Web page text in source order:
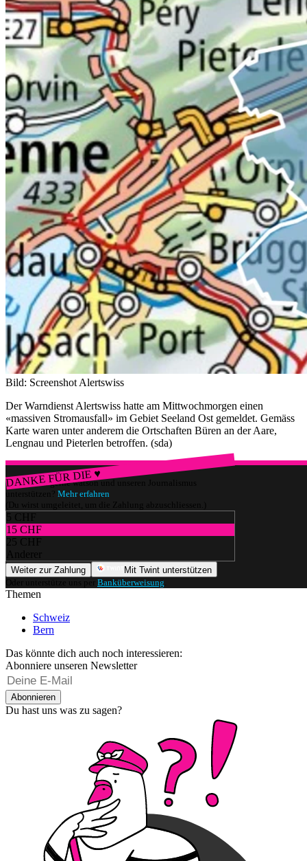
Bild: Screenshot Alertswiss
Der Warndienst Alertswiss hatte am Mittwochmorgen einen
«massiven Stromausfall» im Gebiet Seeland Ost gemeldet. Gemäss
Karte waren unter anderem die Ortschaften Büren an der Aare,
Lengnau und Pieterlen betroffen. (sda)
DANKE FÜR DIE ♥
Würdest du gerne watson und unseren Journalismus
unterstützen? Mehr erfahren
(Du wirst umgeleitet, um die Zahlung abzuschliessen.)
5 CHF
15 CHF
25 CHF
Anderer
Weiter zur Zahlung
Mit Twint unterstützen
Oder unterstütze uns per Banküberweisung
Themen
Schweiz
Bern
Das könnte dich auch noch interessieren:
Abonniere unseren Newsletter
Abonnieren
Du hast uns was zu sagen?